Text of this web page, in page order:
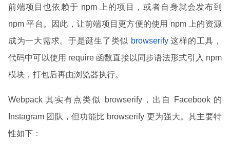
前端项目也依赖于 npm 上的项目，或者自身就会发布到
npm 平台。因此，让前端项目更方便的使用 npm 上的资源
成为一大需求。于是诞生了类似 browserify这样的工具，
代码中可以使用 require 函数直接以同步语法形式引入 npm
模块，打包后再由浏览器执行。
Webpack 其实有点类似 browserify，出自 Facebook 的
Instagram 团队，但功能比 browserify 更为强大。其主要特
性如下：